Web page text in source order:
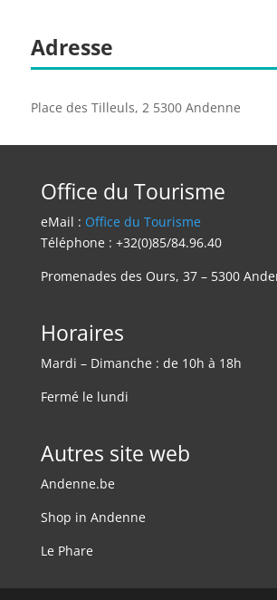
Adresse
Place des Tilleuls, 2 5300 Andenne
Office du Tourisme
eMail : Office du Tourisme
Téléphone : +32(0)85/84.96.40
Promenades des Ours, 37 – 5300
Horaires
Mardi – Dimanche : de 10h à 18h
Fermé le lundi
Autres site web
Andenne.be
Shop in Andenne
Le Phare